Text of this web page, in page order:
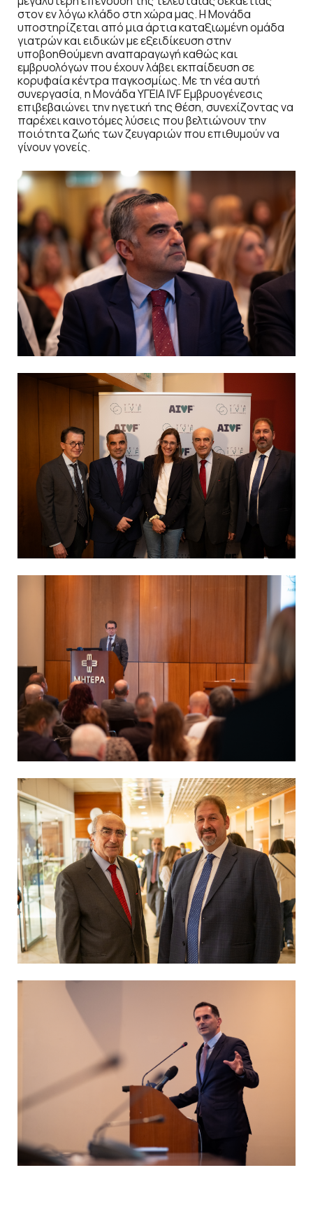
στον εν λόγω κλάδο στη χώρα μας. Η Μονάδα
υποστηρίζεται από μια άρτια καταξιωμένη ομάδα
γιατρών και ειδικών με εξειδίκευση στην
υποβοηθούμενη αναπαραγωγή καθώς και
εμβρυολόγων που έχουν λάβει εκπαίδευση σε
κορυφαία κέντρα παγκοσμίως. Με τη νέα αυτή
συνεργασία, η Μονάδα ΥΓΕΙΑ IVF Εμβρυογένεσις
επιβεβαιώνει την ηγετική της θέση, συνεχίζοντας να
παρέχει καινοτόμες λύσεις που βελτιώνουν την
ποιότητα ζωής των ζευγαριών που επιθυμούν να
γίνουν γονείς.